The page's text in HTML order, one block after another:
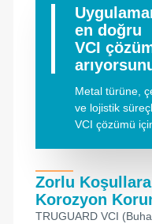
en doğru
VCI
Metal türüne,
ve lojistik
VCI çözümü
Zorlu
Korozyon
TRUGUARD VCI